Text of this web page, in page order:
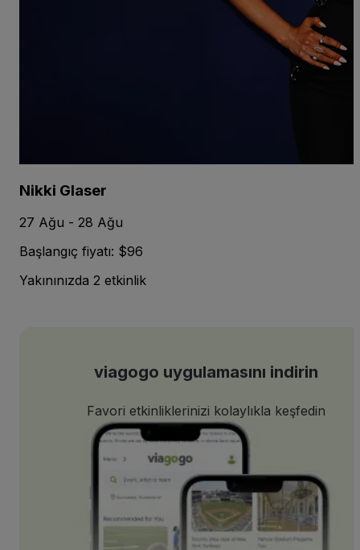
Nikki Glaser
27 Ağu - 28 Ağu
Başlangıç fiyatı: $96
Yakınınızda 2 etkinlik
viagogo uygulamasını indirin
Favori etkinliklerinizi kolaylıkla keşfedin